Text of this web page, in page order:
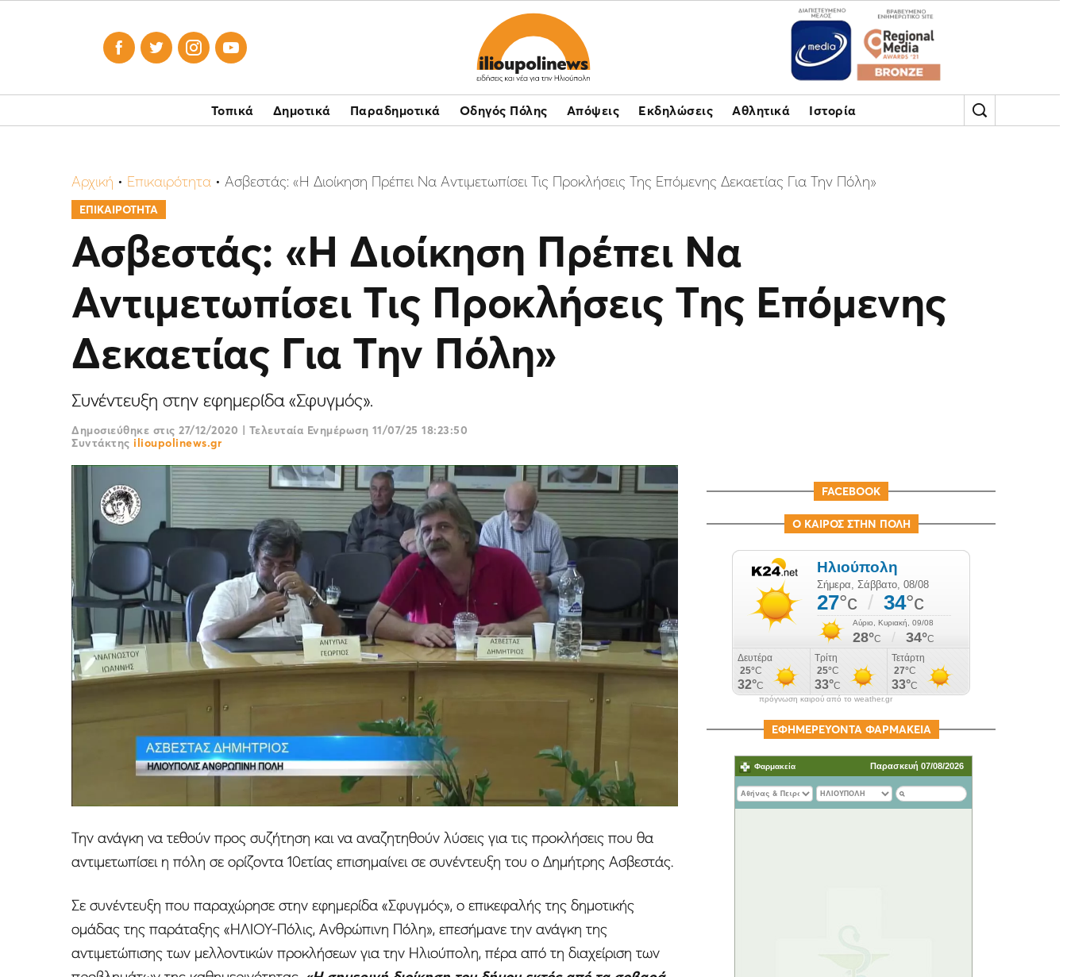
   
Τοπικά Δημοτικά Παραδημοτικά Οδηγός Πόλης Απόψεις Εκδηλώσεις Αθλητικά Ιστορία
Αρχική • Επικαιρότητα • Ασβεστάς: «Η Διοίκηση Πρέπει Να Αντιμετωπίσει Τις Προκλήσεις Της Επόμενης Δεκαετίας Για Την Πόλη»
ΕΠΙΚΑΙΡΟΤΗΤΑ
Ασβεστάς: «Η Διοίκηση Πρέπει Να
Αντιμετωπίσει Τις Προκλήσεις Της Επόμενης
Δεκαετίας Για Την Πόλη»
Συνέντευξη στην εφημερίδα «Σφυγμός».
Δημοσιεύθηκε στις 27/12/2020 | Τελευταία Ενημέρωση 11/07/25 18:23:50
Συντάκτης ilioupolinews.gr
Την ανάγκη να τεθούν προς συζήτηση και να αναζητηθούν λύσεις για τις προκλήσεις που θα
αντιμετωπίσει η πόλη σε ορίζοντα 10ετίας επισημαίνει σε συνέντευξη του ο Δημήτρης Ασβεστάς.
Σε συνέντευξη που παραχώρησε στην εφημερίδα «Σφυγμός», ο επικεφαλής της δημοτικής
ομάδας της παράταξης «ΗΛΙΟΥ-Πόλις, Ανθρώπινη Πόλη», επεσήμανε την ανάγκη της
αντιμετώπισης των μελλοντικών προκλήσεων για την Ηλιούπολη, πέρα από τη διαχείριση των
FACEBOOK
Ο ΚΑΙΡΟΣ ΣΤΗΝ ΠΟΛΗ
πρόγνωση καιρού από το weather.gr
ΕΦΗΜΕΡΕΥΟΝΤΑ ΦΑΡΜΑΚΕΙΑ